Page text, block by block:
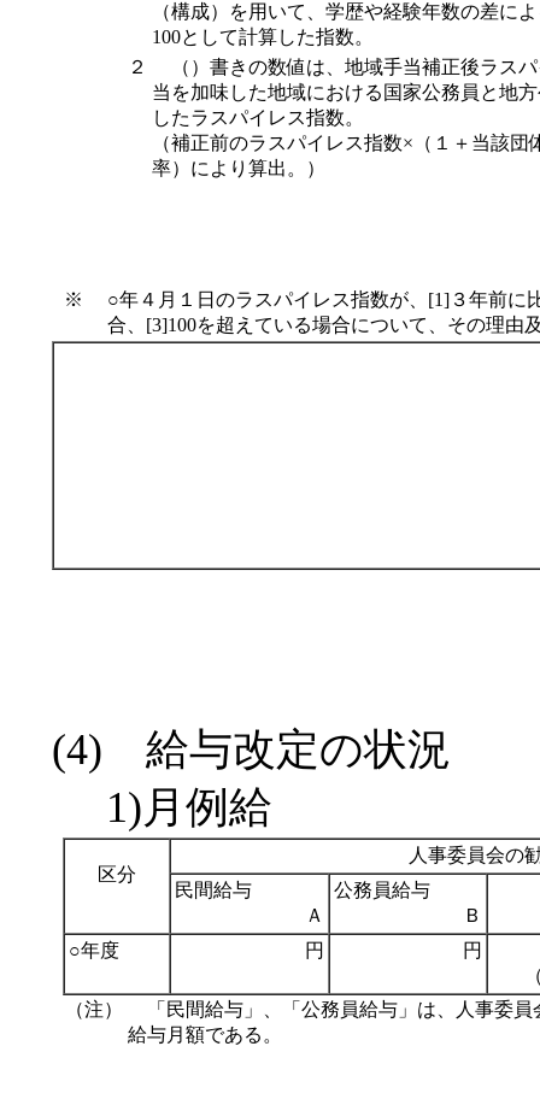
（構成）を用いて、学歴や経験年数の差に
100として計算した指数。
２
（）書きの数値は、地域手当補正後ラス
当を加味した地域における国家公務員と地
したラスパイレス指数。
（補正前のラスパイレス指数×（１＋当該
率）により算出。）
※
○年４月１日のラスパイレス指数が、[1]３年前に
合、[3]100を超えている場合について、その理由
(4) 給与改定の状況
1)月例給
区分
人事委員会の
民間給与
Ａ
公務員給与
Ｂ
○年度
円
円
（注）
「民間給与」、「公務員給与」は、人事委員
給与月額である。